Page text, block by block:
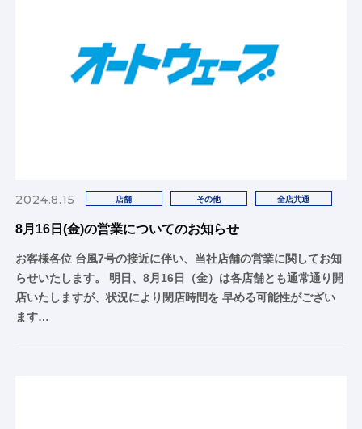
2024.8.15 店舗 その他 全店共通
8月16日(金)の営業についてのお知らせ
お客様各位 台風7号の接近に伴い、当社店舗の営業に関してお知
らせいたします。 明日、8月16日（金）は各店舗とも通常通り開
店いたしますが、状況により閉店時間を 早める可能性がござい
ます…